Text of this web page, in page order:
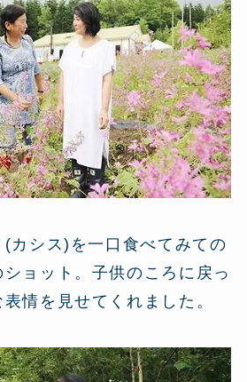
カシス)を一口食べてみての
ョット。子供のころに戻っ
情を見せてくれました。